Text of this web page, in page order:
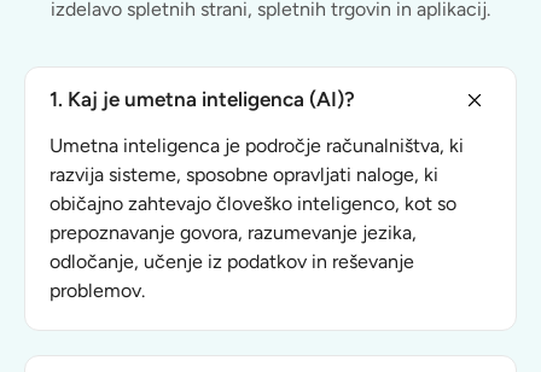
izdelavo spletnih strani, spletnih trgovin in aplikacij.
1. Kaj je umetna inteligenca (AI)?
Umetna inteligenca je področje računalništva, ki
razvija sisteme, sposobne opravljati naloge, ki
običajno zahtevajo človeško inteligenco, kot so
prepoznavanje govora, razumevanje jezika,
odločanje, učenje iz podatkov in reševanje
problemov.